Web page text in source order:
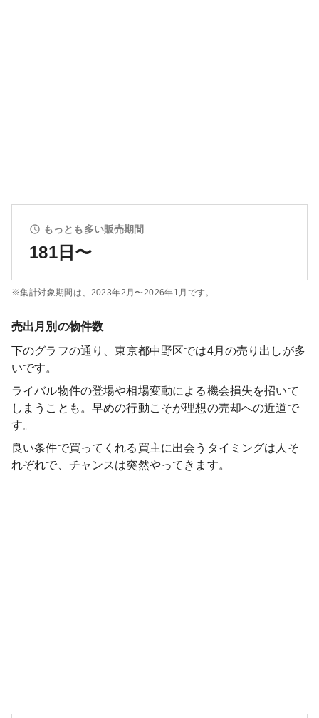
もっとも多い販売期間
181日〜
※集計対象期間は、 2023年2月〜2026年1月 です。
売出月別の物件数
下のグラフの通り、東京都中野区では4月の売り出しが多
いです。
ライバル物件の登場や相場変動による機会損失を招いて
しまうことも。早めの行動こそが理想の売却への近道で
す。
良い条件で買ってくれる買主に出会うタイミングは人そ
れぞれで、チャンスは突然やってきます。